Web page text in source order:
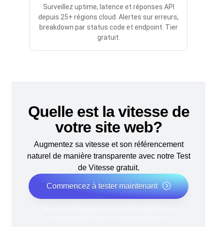
Surveillez uptime, latence et réponses API
depuis 25+ régions cloud. Alertes sur erreurs,
breakdown par status code et endpoint. Tier
gratuit.
Quelle est la vitesse de
votre site web?
Augmentez sa vitesse et son référencement
naturel de manière transparente avec notre Test
de Vitesse gratuit.
Commencez à tester maintenant